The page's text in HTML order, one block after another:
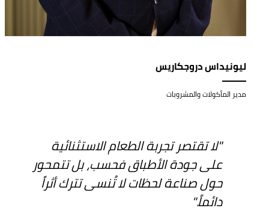
ليونيداس دروجكاريس
مدير المأكولات والمشروبات
"لا تقتصر تجربة الطعام الاستثنائية
على جودة الأطباق فحسب، بل تتمحور
حول صناعة لحظات لا تُنسى تترك أثراً
دائماً."